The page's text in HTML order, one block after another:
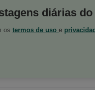
diárias
os termos de uso e